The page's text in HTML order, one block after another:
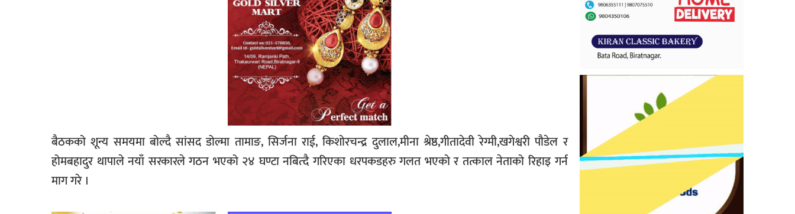
बैठकको शून्य समयमा बोल्दै सांसद डोल्मा तामाङ, सिर्जना राई, किशोरचन्द्र दुलाल,मीना श्रेष्ठ,गीतादेवी रेग्मी,खगेश्वरी पौडेल र
होमबहादुर थापाले नयाँ सरकारले गठन भएको २४ घण्टा नबित्दै गरिएका धरपकडहरु गलत भएको र तत्काल नेताको रिहाइ गर्न
माग गरे ।